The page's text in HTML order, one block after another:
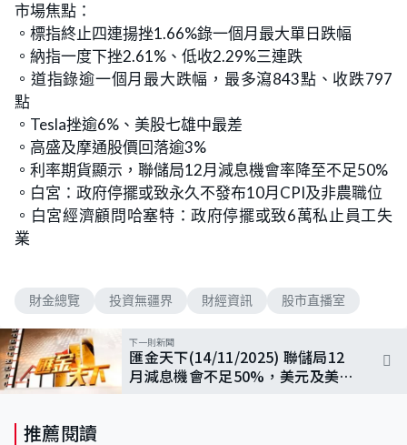
7
%
市場焦點：
。標指終止四連揚挫1.66%錄一個月最大單日跌幅
。納指一度下挫2.61%、低收2.29%三連跌
。道指錄逾一個月最大跌幅，最多瀉843點、收跌797
點
。Tesla挫逾6%、美股七雄中最差
。高盛及摩通股價回落逾3%
。利率期貨顯示，聯儲局12月減息機會率降至不足50%
。白宮：政府停擺或致永久不發布10月CPI及非農職位
。白宮經濟顧問哈塞特：政府停擺或致6萬私止員工失
業
財金總覽 投資無疆界 財經資訊 股市直播室
下一則新聞
匯金天下(14/11/2025) 聯儲局12
月減息機會不足50%，美元及美債
推薦閱讀